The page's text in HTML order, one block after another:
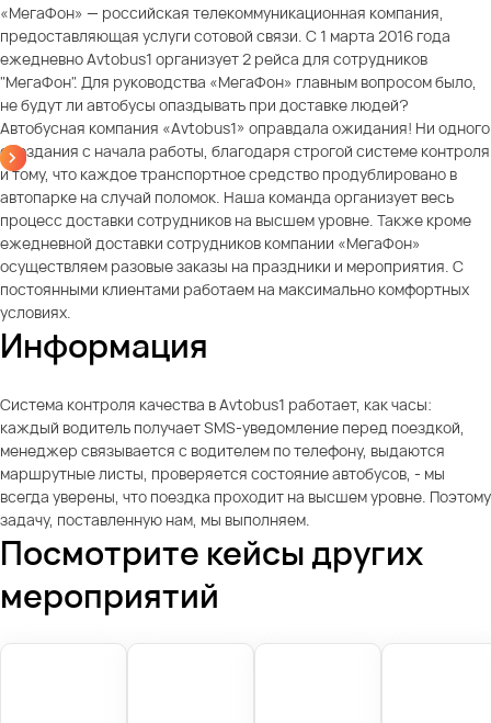
«МегаФон» — российская телекоммуникационная компания,
предоставляющая услуги сотовой связи. С 1 марта 2016 года
ежедневно Avtobus1 организует 2 рейса для сотрудников
"МегаФон". Для руководства «МегаФон» главным вопросом было,
не будут ли автобусы опаздывать при доставке людей?
Автобусная компания «Avtobus1» оправдала ожидания! Ни одного
опоздания с начала работы, благодаря строгой системе контроля
и тому, что каждое транспортное средство продублировано в
автопарке на случай поломок. Наша команда организует весь
процесс доставки сотрудников на высшем уровне. Также кроме
ежедневной доставки сотрудников компании «МегаФон»
осуществляем разовые заказы на праздники и мероприятия. С
постоянными клиентами работаем на максимально комфортных
условиях.
Информация
Система контроля качества в Avtobus1 работает, как часы:
каждый водитель получает SMS-уведомление перед поездкой,
менеджер связывается с водителем по телефону, выдаются
маршрутные листы, проверяется состояние автобусов, - мы
всегда уверены, что поездка проходит на высшем уровне. Поэтому
задачу, поставленную нам, мы выполняем.
Посмотрите кейсы других
мероприятий